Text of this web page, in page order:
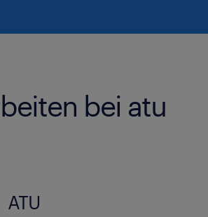
bei atu
ATU